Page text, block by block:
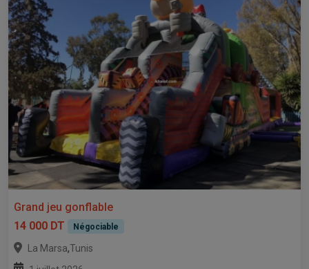
Grand jeu gonflable
14 000 DT
Négociable
La Marsa,Tunis